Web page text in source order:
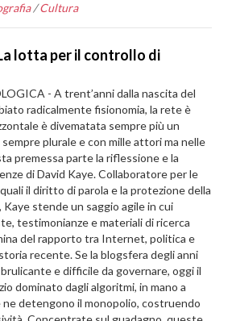
/Cultura
lotta per il controllo di
- A trent’anni dalla nascita del
radicalmente fisionomia, la rete è
è divematata sempre più un
plurale e con mille attori ma nelle
premessa parte la riflessione e la
di David Kaye. Collaboratore per le
il diritto di parola e la protezione della
stende un saggio agile in cui
testimonianze e materiali di ricerca
del rapporto tra Internet, politica e
recente. Se la blogsfera degli anni
e difficile da governare, oggi il
dominato dagli algoritmi, in mano a
ne detengono il monopolio, costruendo